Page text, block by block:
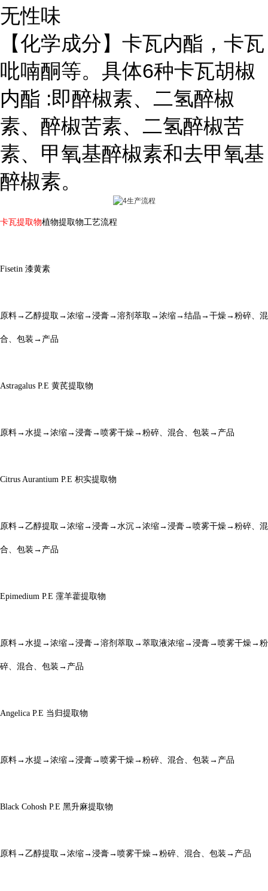
无性味
【化学成分】卡瓦内酯，卡瓦
吡喃酮等。具体6种卡瓦胡椒
内酯 :即醉椒素、二氢醉椒
素、醉椒苦素、二氢醉椒苦
素、甲氧基醉椒素和去甲氧基
醉椒素。
卡瓦提取物植物提取物工艺流程
Fisetin 漆黄素
原料→乙醇提取→浓缩→浸膏→溶剂萃取→浓缩→结晶→干燥→粉碎、混
合、包装→产品
Astragalus P.E 黄芪提取物
原料→水提→浓缩→浸膏→喷雾干燥→粉碎、混合、包装→产品
Citrus Aurantium P.E 枳实提取物
原料→乙醇提取→浓缩→浸膏→水沉→浓缩→浸膏→喷雾干燥→粉碎、混
合、包装→产品
Epimedium P.E 霪羊藿提取物
原料→水提→浓缩→浸膏→溶剂萃取→萃取液浓缩→浸膏→喷雾干燥→粉
碎、混合、包装→产品
Angelica P.E 当归提取物
原料→水提→浓缩→浸膏→喷雾干燥→粉碎、混合、包装→产品
Black Cohosh P.E 黑升麻提取物
原料→乙醇提取→浓缩→浸膏→喷雾干燥→粉碎、混合、包装→产品